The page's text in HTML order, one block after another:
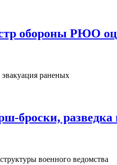
обороны РЮО
разведка